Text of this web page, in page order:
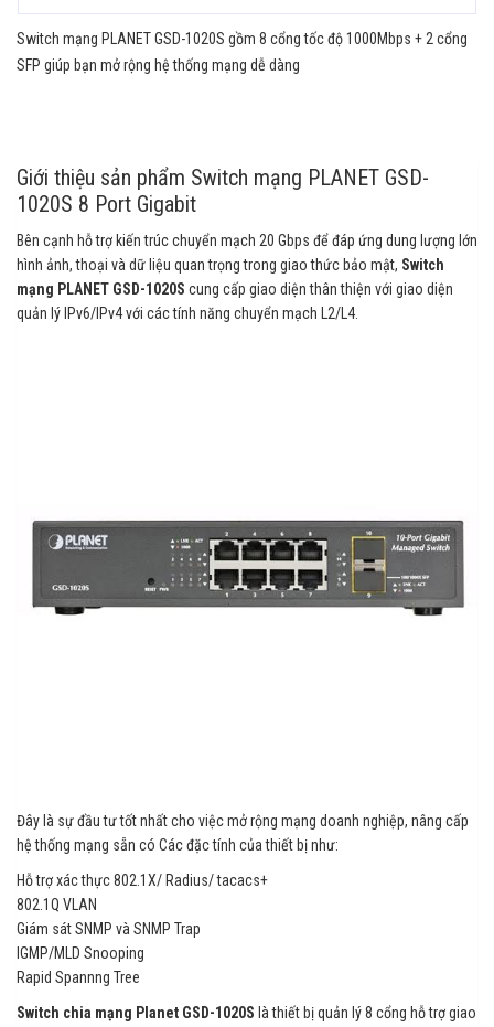
Switch mạng PLANET GSD-1020S gồm 8 cổng tốc độ 1000Mbps + 2 cổng
SFP giúp bạn mở rộng hệ thống mạng dễ dàng
Giới thiệu sản phẩm Switch mạng PLANET GSD-
1020S 8 Port Gigabit
Bên cạnh hỗ trợ kiến trúc chuyển mạch 20 Gbps để đáp ứng dung lượng lớn
hình ảnh, thoại và dữ liệu quan trọng trong giao thức bảo mật, Switch
mạng PLANET GSD-1020S cung cấp giao diện thân thiện với giao diện
quản lý IPv6/IPv4 với các tính năng chuyển mạch L2/L4.
Đây là sự đầu tư tốt nhất cho việc mở rộng mạng doanh nghiệp, nâng cấp
hệ thống mạng sẵn có Các đặc tính của thiết bị như:
Hỗ trợ xác thực 802.1X/ Radius/ tacacs+
802.1Q VLAN
Giám sát SNMP và SNMP Trap
IGMP/MLD Snooping
Rapid Spannng Tree
Switch chia mạng Planet GSD-1020S là thiết bị quản lý 8 cổng hỗ trợ giao